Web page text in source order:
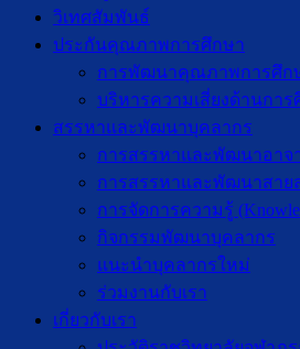
วิเทศสัมพันธ์
ประกันคุณภาพการศึกษา
การพัฒนาคุณภาพการศึก
บริหารความเสี่ยงด้านการ
สรรหาและพัฒนาบุคลากร
การสรรหาและพัฒนาอาจ
การสรรหาและพัฒนาสา
การจัดการความรู้
กิจกรรมพัฒนาบุคลากร
แนะนำบุคลากรใหม่
ร่วมงานกับเรา
เกี่ยวกับเรา